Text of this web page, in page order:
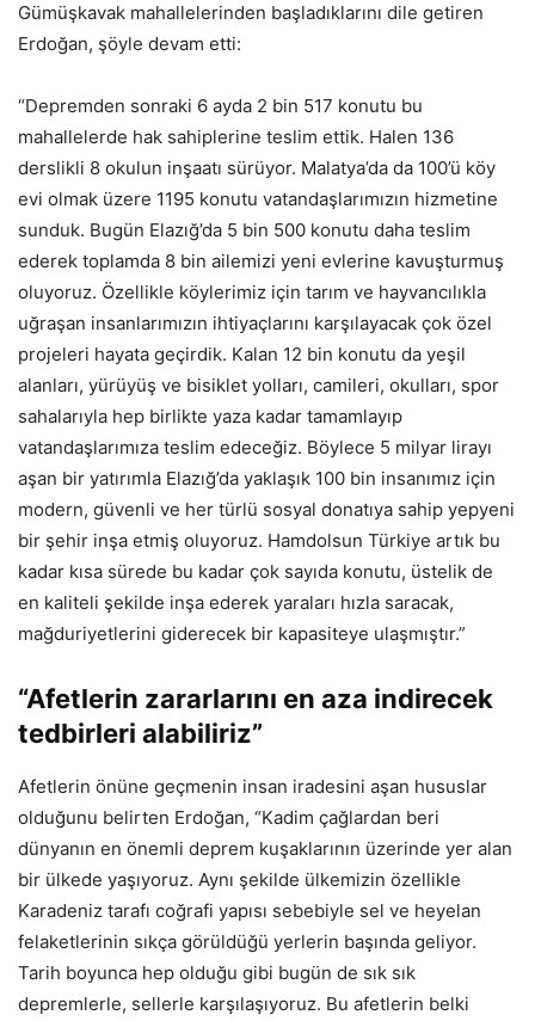
Gümüşkavak mahallelerinden başladıklarını dile getiren
Erdoğan, şöyle devam etti:
“Depremden sonraki 6 ayda 2 bin 517 konutu bu
mahallelerde hak sahiplerine teslim ettik. Halen 136
derslikli 8 okulun inşaatı sürüyor. Malatya’da da 100’ü köy
evi olmak üzere 1195 konutu vatandaşlarımızın hizmetine
sunduk. Bugün Elazığ’da 5 bin 500 konutu daha teslim
ederek toplamda 8 bin ailemizi yeni evlerine kavuşturmuş
oluyoruz. Özellikle köylerimiz için tarım ve hayvancılıkla
uğraşan insanlarımızın ihtiyaçlarını karşılayacak çok özel
projeleri hayata geçirdik. Kalan 12 bin konutu da yeşil
alanları, yürüyüş ve bisiklet yolları, camileri, okulları, spor
sahalarıyla hep birlikte yaza kadar tamamlayıp
vatandaşlarımıza teslim edeceğiz. Böylece 5 milyar lirayı
aşan bir yatırımla Elazığ’da yaklaşık 100 bin insanımız için
modern, güvenli ve her türlü sosyal donatıya sahip yepyeni
bir şehir inşa etmiş oluyoruz. Hamdolsun Türkiye artık bu
kadar kısa sürede bu kadar çok sayıda konutu, üstelik de
en kaliteli şekilde inşa ederek yaraları hızla saracak,
mağduriyetlerini giderecek bir kapasiteye ulaşmıştır.”
“Afetlerin zararlarını en aza indirecek
tedbirleri alabiliriz”
Afetlerin önüne geçmenin insan iradesini aşan hususlar
olduğunu belirten Erdoğan, “Kadim çağlardan beri
dünyanın en önemli deprem kuşaklarının üzerinde yer alan
bir ülkede yaşıyoruz. Aynı şekilde ülkemizin özellikle
Karadeniz tarafı coğrafi yapısı sebebiyle sel ve heyelan
felaketlerinin sıkça görüldüğü yerlerin başında geliyor.
Tarih boyunca hep olduğu gibi bugün de sık sık
depremlerle, sellerle karşılaşıyoruz. Bu afetlerin belki